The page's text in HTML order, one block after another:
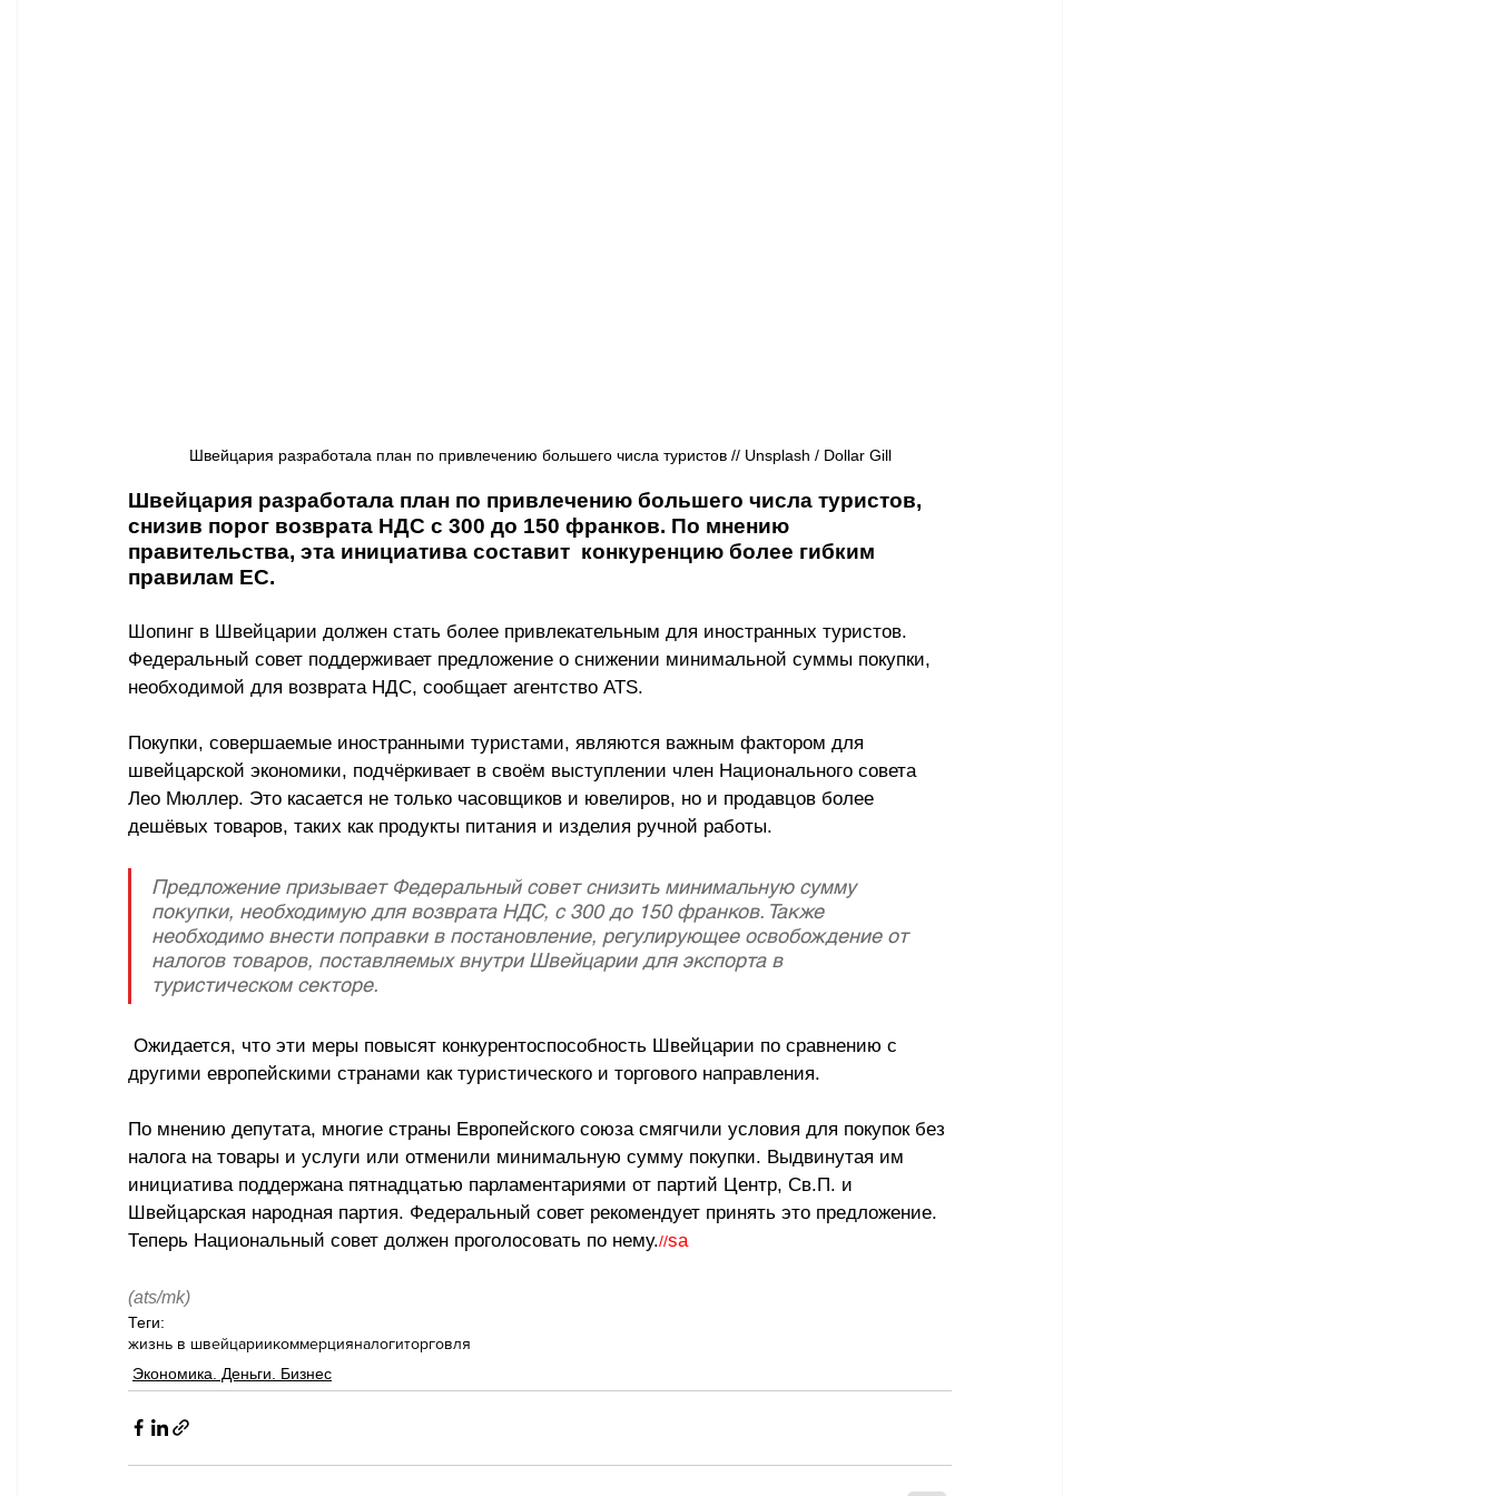
Швейцария разработала план по привлечению большего числа туристов // Unsplash / Dollar Gill
Швейцария разработала план по привлечению большего числа туристов,
снизив порог возврата НДС с 300 до 150 франков. По мнению
правительства, эта инициатива составит  конкуренцию более гибким
правилам ЕС.
Шопинг в Швейцарии должен стать более привлекательным для иностранных туристов.
Федеральный совет поддерживает предложение о снижении минимальной суммы покупки,
необходимой для возврата НДС, сообщает агентство ATS.
Покупки, совершаемые иностранными туристами, являются важным фактором для
швейцарской экономики, подчёркивает в своём выступлении член Национального совета
Лео Мюллер. Это касается не только часовщиков и ювелиров, но и продавцов более
дешёвых товаров, таких как продукты питания и изделия ручной работы.
Предложение призывает Федеральный совет снизить минимальную сумму
покупки, необходимую для возврата НДС, с 300 до 150 франков. Также
необходимо внести поправки в постановление, регулирующее освобождение от
налогов товаров, поставляемых внутри Швейцарии для экспорта в
туристическом секторе.
другими европейскими странами как туристического и торгового направления.
По мнению депутата, многие страны Европейского союза смягчили условия для покупок без
налога на товары и услуги или отменили минимальную сумму покупки. Выдвинутая им
инициатива поддержана пятнадцатью парламентариями от партий Центр, Св.П. и
Швейцарская народная партия. Федеральный совет рекомендует принять это предложение.
Теперь Национальный совет должен проголосовать по нему.//sa
(ats/mk)
Теги:
жизнь в швейцариикоммерцияналогиторговля
Экономика. Деньги. Бизнес